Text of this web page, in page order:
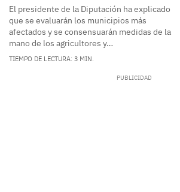
El presidente de la Diputación ha explicado
que se evaluarán los municipios más
afectados y se consensuarán medidas de la
mano de los agricultores y…
TIEMPO DE LECTURA: 3 MIN.